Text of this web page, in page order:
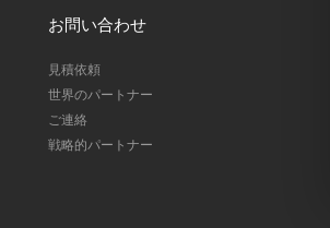
お問い合わせ
見積依頼
世界のパートナー
ご連絡
戦略的パートナー